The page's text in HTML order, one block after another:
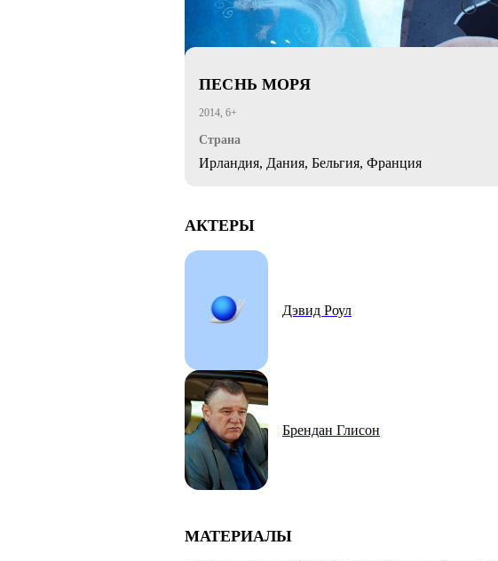
ПЕСНЬ МОРЯ
2014, 6+
Страна
Ирландия, Дания, Бельгия, Франция
АКТЕРЫ
Дэвид Роул
Брендан Глисон
МАТЕРИАЛЫ